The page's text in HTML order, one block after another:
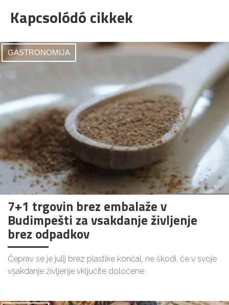
Kapcsolódó cikkek
GASTRONOMIJA
7+1 trgovin brez embalaže v
Budimpešti za vsakdanje življenje
brez odpadkov
Čeprav se je julij brez plastike končal, ne škodi, če v svoje
vsakdanje življenje vključite določene